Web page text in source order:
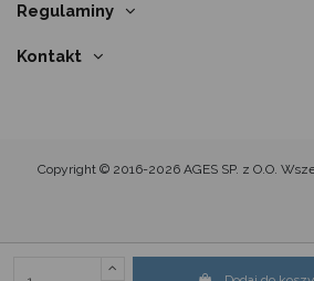
Regulaminy
Kontakt
Copyright © 2016-2026 AGES SP. z O.O.